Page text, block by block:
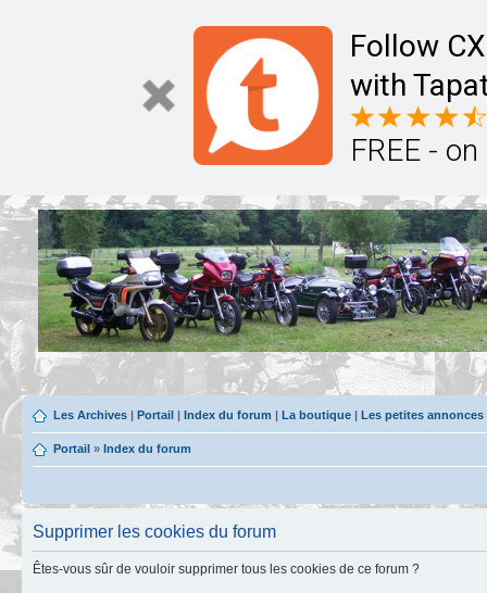
Follow
with
FREE -
Les Archives | Portail | Index du forum | La boutique | Les petites
Portail » Index du forum
Supprimer les cookies du forum
Êtes-vous sûr de vouloir supprimer tous les cookies de ce forum ?